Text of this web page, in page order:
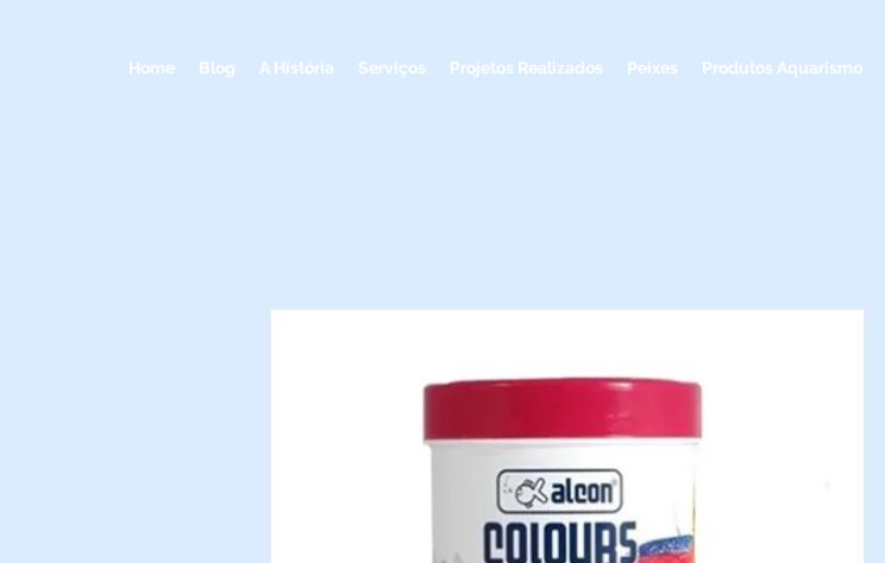
Home Blog A História Serviços Projetos Realizados Peixes Produtos Aquarismo